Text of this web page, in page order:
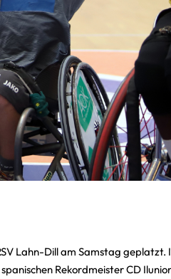
Lahn-Dill am Samstag geplatzt.
Rekordmeister CD